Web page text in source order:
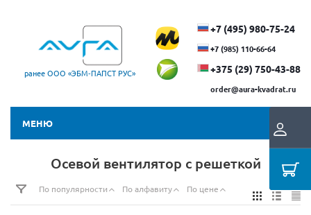
ранее ООО «ЭБМ‑ПАПСТ РУС»
+7 (495) 980-75-24
+7 (985) 110-66-64
+375 (29) ​750-43-88
order@aura-kvadrat.ru
МЕНЮ
Осевой вентилятор с решеткой
По популярности По алфавиту По цене